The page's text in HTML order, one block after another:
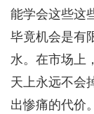
能学会这些这
毕竟机会是有
水。在市场上
天上永远不会
出惨痛的代价